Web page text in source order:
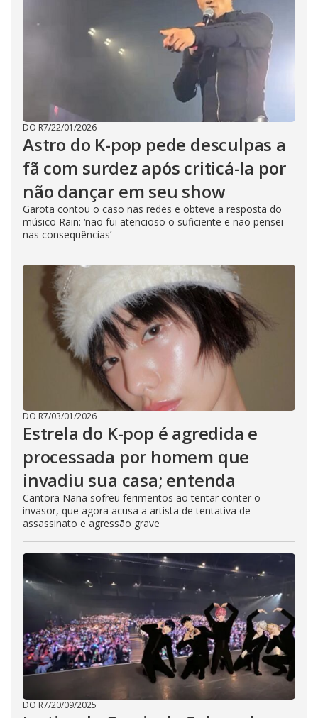
DO R7/22/01/2026
Astro do K-pop pede desculpas a
fã com surdez após criticá-la por
não dançar em seu show
Garota contou o caso nas redes e obteve a resposta do
músico Rain: ‘não fui atencioso o suficiente e não pensei
nas consequências’
DO R7/03/01/2026
Estrela do K-pop é agredida e
processada por homem que
invadiu sua casa; entenda
Cantora Nana sofreu ferimentos ao tentar conter o
invasor, que agora acusa a artista de tentativa de
assassinato e agressão grave
DO R7/20/09/2025